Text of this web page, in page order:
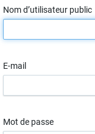
Nom d’utilisateur public
E-mail
Mot de passe